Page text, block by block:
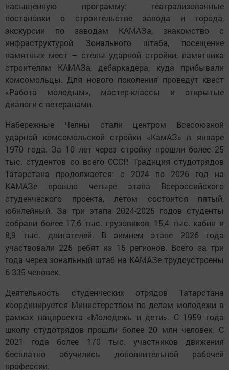
насыщенную программу: театрализованные
постановки о строительстве завода и города,
экскурсии по заводам КАМАЗа, знакомство с
инфраструктурой Зонального штаба, посещение
памятных мест – стелы ударной стройки, памятника
строителям КАМАЗа, дебаркадера, куда прибывали
комсомольцы. Для нового поколения проведут квест
«Работа молодым», мастер-классы и открытые
диалоги с ветеранами.
Набережные Челны стали центром Всесоюзной
ударной комсомольской стройки «КамАЗ» в январе
1970 года. За 10 лет через стройку прошли более 25
тыс. студентов со всего СССР. Традиция студотрядов
Татарстана продолжается: с 2024 по 2026 год на
КАМАЗе прошло четыре этапа Всероссийского
студенческого проекта, летом состоится пятый,
юбилейный. За три этапа 2024-2025 годов студенты
собрали более 17,6 тыс. грузовиков, 15,4 тыс. кабин и
8,9 тыс. двигателей. В зимнем этапе 2026 года
участвовали 225 ребят из 15 регионов. Всего за три
года через зональный штаб на КАМАЗе трудоустроены
6 335 человек.
Деятельность студенческих отрядов Татарстана
координируется Министерством по делам молодежи в
рамках нацпроекта «Молодежь и дети». С 1959 года
школу студотрядов прошли более 20 млн человек. С
2021 года более 170 тыс. участников движения
бесплатно обучились дополнительной рабочей
профессии.